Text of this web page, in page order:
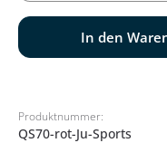
In den
Produktnummer:
QS70-rot-Ju-Sports